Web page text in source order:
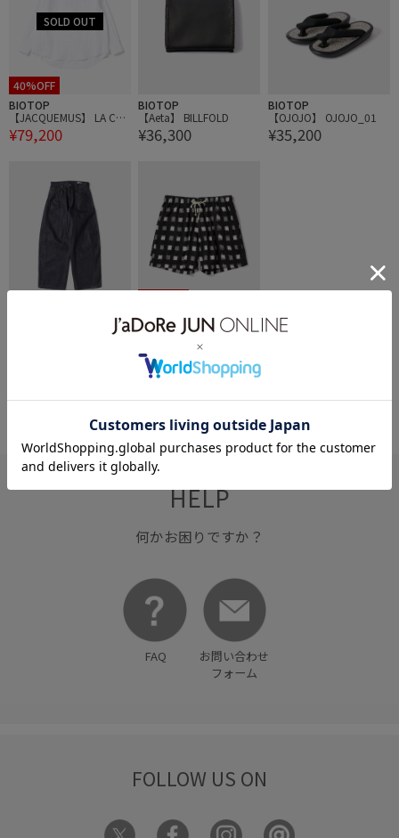
40%OFF
BIOTOP
【JACQUEMUS】 LA CHE
MISE CAMARGUE
¥79,200
BIOTOP
【Aeta】 BILLFOLD
¥36,300
BIOTOP
【OJOJO】 OJOJO_01
¥35,200
BIOTOP
【MONITALY】 Malibu Sh
HELP
何かお困りですか？
FAQ
お問い合わせ
フォーム
FOLLOW US ON